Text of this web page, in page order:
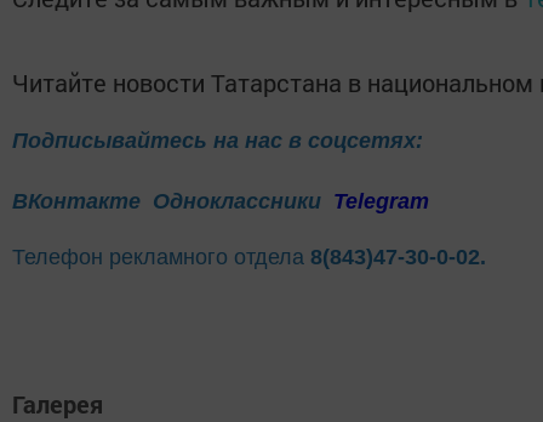
Читайте новости Татарстана в
Подписывайтесь на нас в соцсетях:
ВКонтакте Одноклассники Telegram
Телефон рекламного отдела 8(843)47-30-0-02.
Галерея